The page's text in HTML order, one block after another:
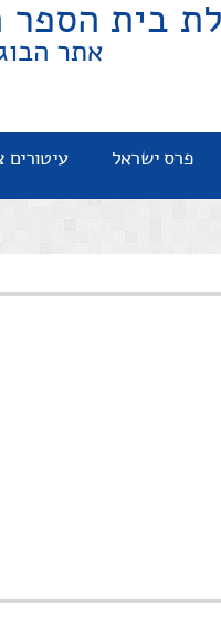
בית הספר
אתר
פרס ישראל עיטורים